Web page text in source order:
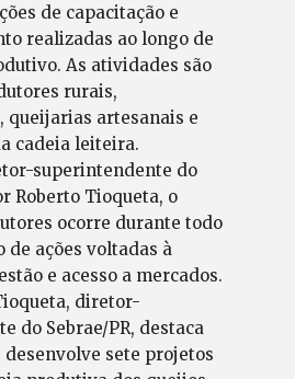
de capacitação e
realizadas ao longo de
As atividades são
rurais,
queijarias artesanais e
cadeia leiteira.
superintendente do
Roberto Tioqueta, o
ocorre durante todo
de ações voltadas à
e acesso a mercados.
diretor-
do Sebrae/PR, destaca
desenvolve sete projetos